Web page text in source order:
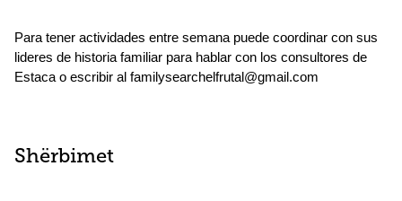
Para tener actividades entre semana puede coordinar con sus
lideres de historia familiar para hablar con los consultores de
Estaca o escribir al familysearchelfrutal@gmail.com
Shërbimet